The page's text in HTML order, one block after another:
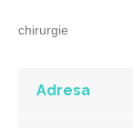
chirurgie
Adresa